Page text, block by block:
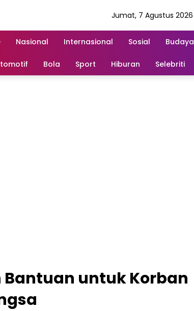
Jumat, 7 Agustus 2026
Nasional Internasional Sosial Budaya
Bola Sport Hiburan Selebriti
Bantuan untuk Korban